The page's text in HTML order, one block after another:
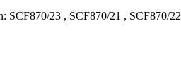
SCF870/23 , SCF870/21 , SCF870/22